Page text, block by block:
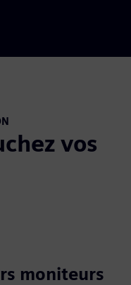
vos
moniteurs